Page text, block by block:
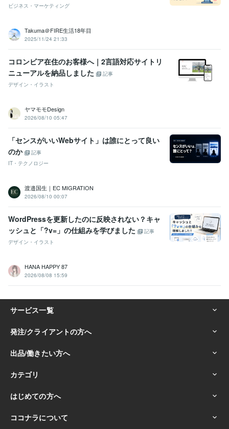
ビジネス・マーケティング
Takuma＠FIRE生活18年目
2025/11/24 21:33
コロンビア在住のお客様へ｜2言語対応サイトリ
ニューアルを納品しました
記事
デザイン・イラスト
ヤマモモDesign
2026/08/10 05:47
「センスがいいWebサイト」は誰にとって良い
のか
記事
IT・テクノロジー
渡邉国生｜EC MIGRATION
2026/08/10 00:07
WordPressを更新したのに反映されない？キャ
ッシュと「?v=」の仕組みを学びました
記事
デザイン・イラスト
HANA HAPPY 87
2026/08/08 15:59